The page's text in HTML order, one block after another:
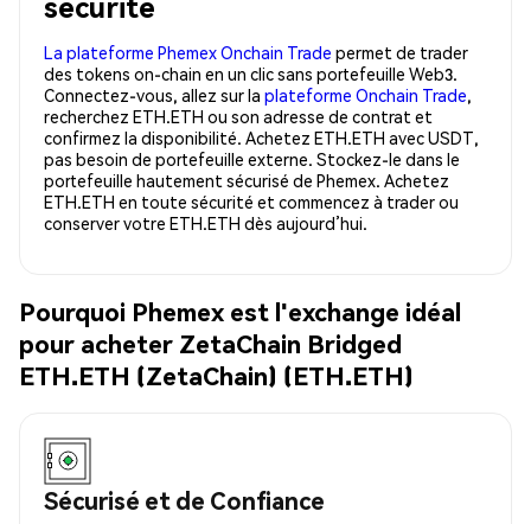
La plateforme Phemex Onchain Trade permet de trader
des tokens on-chain en un clic sans portefeuille Web3.
Connectez-vous, allez sur la plateforme Onchain Trade,
recherchez ETH.ETH ou son adresse de contrat et
confirmez la disponibilité. Achetez ETH.ETH avec USDT,
pas besoin de portefeuille externe. Stockez-le dans le
portefeuille hautement sécurisé de Phemex. Achetez
ETH.ETH en toute sécurité et commencez à trader ou
conserver votre ETH.ETH dès aujourd’hui.
Pourquoi Phemex est l'exchange idéal
pour acheter ZetaChain Bridged
ETH.ETH (ZetaChain) (ETH.ETH)
Sécurisé et de Confiance